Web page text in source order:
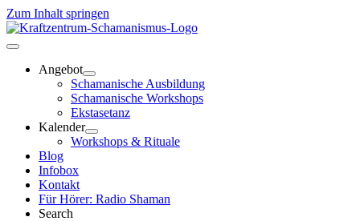
Zum Inhalt springen
Angebot
Schamanische Ausbildung
Schamanische Workshops
Ekstasetanz
Kalender
Workshops & Rituale
Blog
Infobox
Kontakt
Für Hörer: Radio Shaman
Search